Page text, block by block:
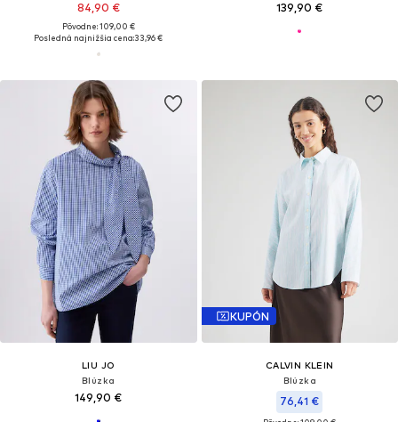
84,90 €
Pôvodne: 109,00 €
Posledná najnižšia cena:33,96 €
139,90 €
LIU JO
Blúzka
149,90 €
KUPÓN
CALVIN KLEIN
Blúzka
76,41 €